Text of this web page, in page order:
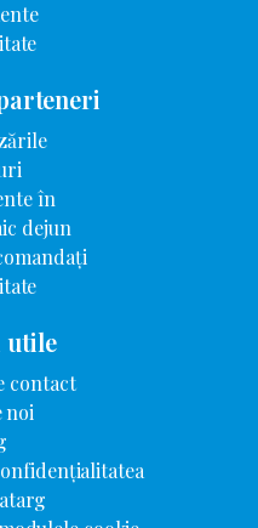
în
dejun
utile
contact
noi